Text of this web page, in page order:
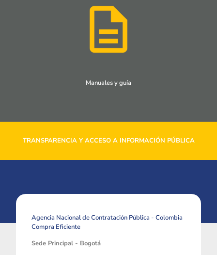
Manuales y guía
TRANSPARENCIA Y ACCESO A INFORMACIÓN PÚBLICA
Agencia Nacional de Contratación Pública - Colombia
Compra Eficiente
Sede Principal - Bogotá